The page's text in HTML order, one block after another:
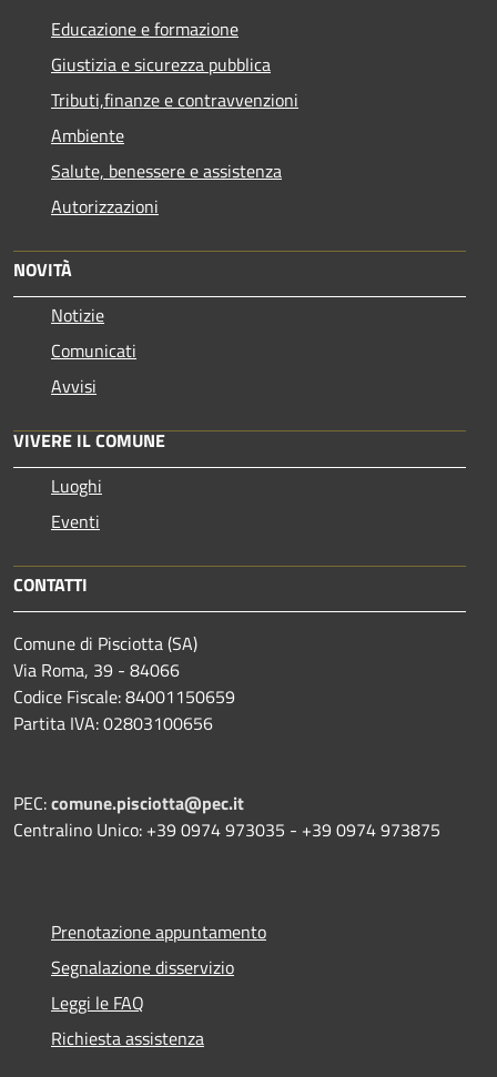
Educazione e formazione
Giustizia e sicurezza pubblica
Tributi,finanze e contravvenzioni
Ambiente
Salute, benessere e assistenza
Autorizzazioni
NOVITÀ
Notizie
Comunicati
Avvisi
VIVERE IL COMUNE
Luoghi
Eventi
CONTATTI
Comune di Pisciotta (SA)
Via Roma, 39 - 84066
Codice Fiscale: 84001150659
Partita IVA: 02803100656
PEC:comune.pisciotta@pec.it
Centralino Unico: +39 0974 973035 - +39 0974 973875
Prenotazione appuntamento
Segnalazione disservizio
Leggi le FAQ
Richiesta assistenza